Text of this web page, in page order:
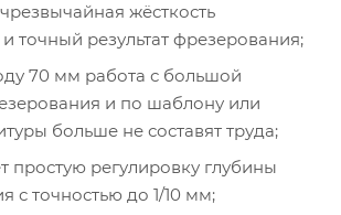
жёсткость
точный результат фрезерования;
70 мм работа с большой
и по шаблону или
больше не составят труда;
простую регулировку глубины
с точностью до 1/10 мм;